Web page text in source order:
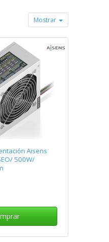
Mostrar
Aisens
500W/